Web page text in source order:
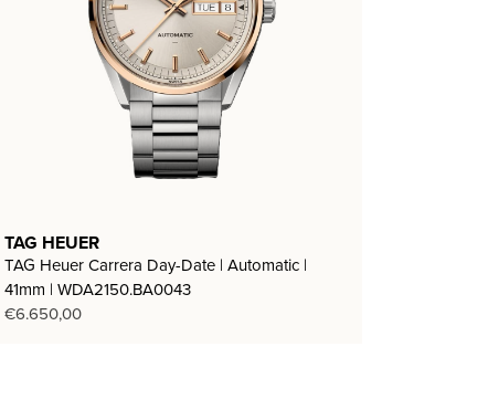
TAG HEUER
TAG Heuer Carrera Day-Date | Automatic |
41mm | WDA2150.BA0043
€6.650,00